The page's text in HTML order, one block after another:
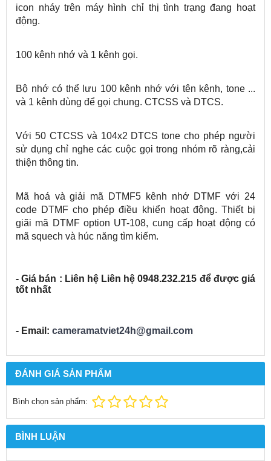
icon nháy trên máy hình chỉ thị tình trạng đang hoạt
động.
100 kênh nhớ và 1 kênh gọi.
Bộ nhớ có thể lưu 100 kênh nhớ với tên kênh, tone ...
và 1 kênh dùng để gọi chung. CTCSS và DTCS.
Với 50 CTCSS và 104x2 DTCS tone cho phép người
sử dụng chỉ nghe các cuộc gọi trong nhóm rõ ràng,cải
thiện thông tin.
Mã hoá và giải mã DTMF5 kênh nhớ DTMF với 24
code DTMF cho phép điều khiển hoạt động. Thiết bị
giãi mã DTMF option UT-108, cung cấp hoạt động có
mã squech và húc năng tìm kiếm.
- Giá bán : Liên hệ Liên hệ 0948.232.215 để được giá
tốt nhất
- Email: cameramatviet24h@gmail.com
ĐÁNH GIÁ SẢN PHẨM
Bình chọn sản phẩm:
BÌNH LUẬN